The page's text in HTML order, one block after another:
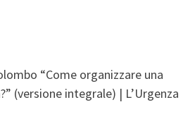
“Come organizzare una
(versione integrale) | L’Urgenza